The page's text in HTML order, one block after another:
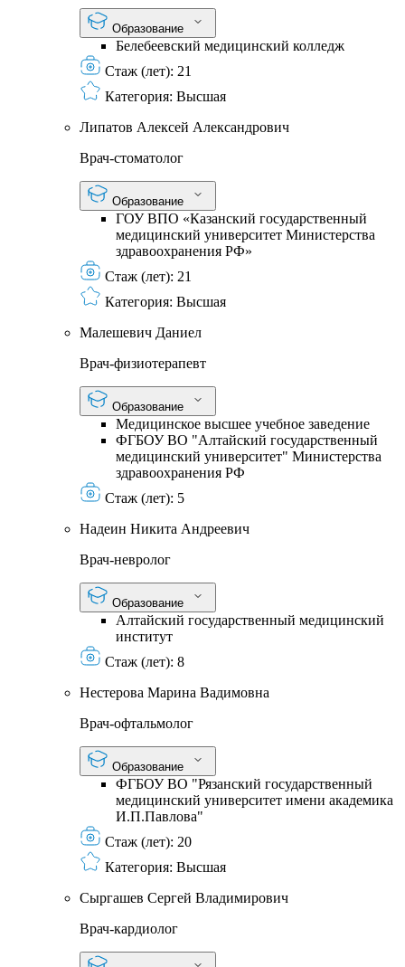
Образование
Белебеевский медицинский колледж
Стаж (лет): 21
Категория: Высшая
Липатов Алексей Александрович
Врач-стоматолог
Образование
ГОУ ВПО «Казанский государственный
медицинский университет Министерства
здравоохранения РФ»
Стаж (лет): 21
Категория: Высшая
Малешевич Даниел
Врач-физиотерапевт
Образование
Медицинское высшее учебное заведение
ФГБОУ ВО "Алтайский государственный
медицинский университет" Министерства
здравоохранения РФ
Стаж (лет): 5
Надеин Никита Андреевич
Врач-невролог
Образование
Алтайский государственный медицинский
институт
Стаж (лет): 8
Нестерова Марина Вадимовна
Врач-офтальмолог
Образование
ФГБОУ ВО "Рязанский государственный
медицинский университет имени академика
И.П.Павлова"
Стаж (лет): 20
Категория: Высшая
Сыргашев Сергей Владимирович
Врач-кардиолог